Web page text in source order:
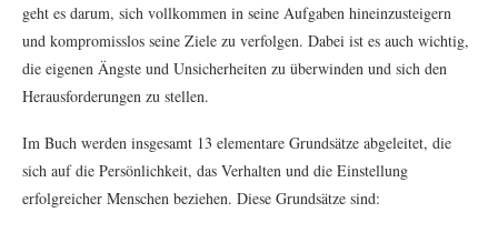
geht es darum, sich vollkommen in seine Aufgaben hineinzusteigern
und kompromisslos seine Ziele zu verfolgen. Dabei ist es auch wichtig,
die eigenen Ängste und Unsicherheiten zu überwinden und sich den
Herausforderungen zu stellen.
Im Buch werden insgesamt 13 elementare Grundsätze abgeleitet, die
sich auf die Persönlichkeit, das Verhalten und die Einstellung
erfolgreicher Menschen beziehen. Diese Grundsätze sind: